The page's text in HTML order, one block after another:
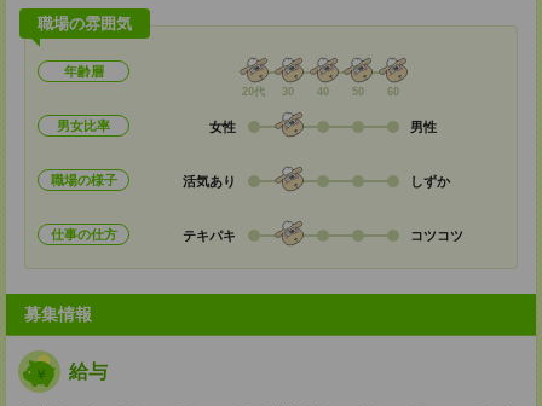
職場の雰囲気
年齢層
20代 30 40 50 60
男女比率 女性 男性
職場の様子 活気あり しずか
仕事の仕方 テキパキ コツコツ
募集情報
給与